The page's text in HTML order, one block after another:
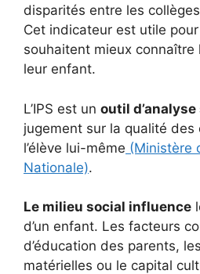
disparités entre les
Cet indicateur est utile
souhaitent mieux connaître
leur enfant.
L’IPS est un outil
jugement sur la qualité des
l’élève lui-même (Ministère
Nationale).
Le milieu social influence
d’un enfant. Les facteurs
d’éducation des parents,
matérielles ou le capital